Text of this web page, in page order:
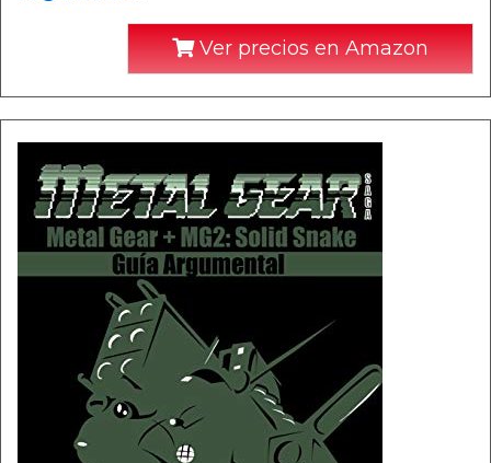
Ver precios en Amazon